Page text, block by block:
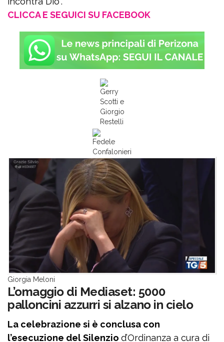
CLICCA E SEGUICI SU FACEBOOK
Gerry
Scotti e
Giorgio
Restelli
Fedele
Confalonieri
Giorgia Meloni
L’omaggio di Mediaset: 5000
palloncini azzurri si alzano in cielo
La celebrazione si è conclusa con
l’esecuzione del Silenzio d’Ordinanza a cura di